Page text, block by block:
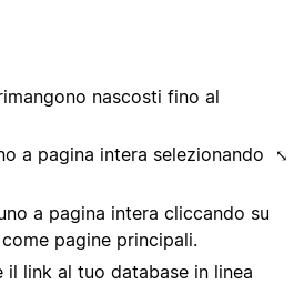
nascosti fino al
a pagina intera selezionando
⤡
a pagina intera cliccando su
pagine principali.
il link al tuo database in linea